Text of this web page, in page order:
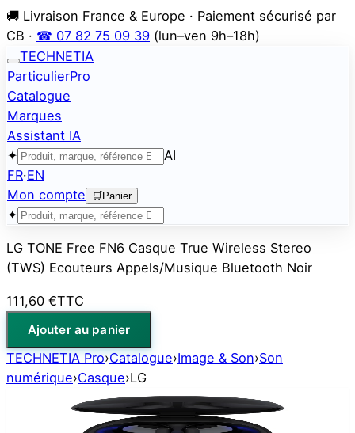
🚚 Livraison France & Europe · Paiement sécurisé par
CB · ☎ 07 82 75 09 39 (lun–ven 9h–18h)
TECHNETIA
ParticulierPro
Catalogue
Marques
Assistant IA
✦
AI
FR·EN
Mon compte
🛒 Panier
✦
LG TONE Free FN6 Casque True Wireless Stereo
(TWS) Ecouteurs Appels/Musique Bluetooth Noir
111,60 €TTC
Ajouter au panier
TECHNETIA Pro›Catalogue›Image & Son›Son
numérique›Casque›LG